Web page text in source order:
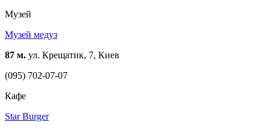
Музей
Музей медуз
87 м. ул. Крещатик, 7, Киев
(095) 702-07-07
Кафе
Star Burger